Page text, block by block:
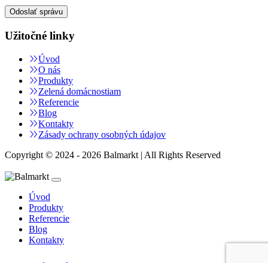
Užitočné linky
Úvod
O nás
Produkty
Zelená domácnostiam
Referencie
Blog
Kontakty
Zásady ochrany osobných údajov
Copyright © 2024 - 2026 Balmarkt | All Rights Reserved
Úvod
Produkty
Referencie
Blog
Kontakty